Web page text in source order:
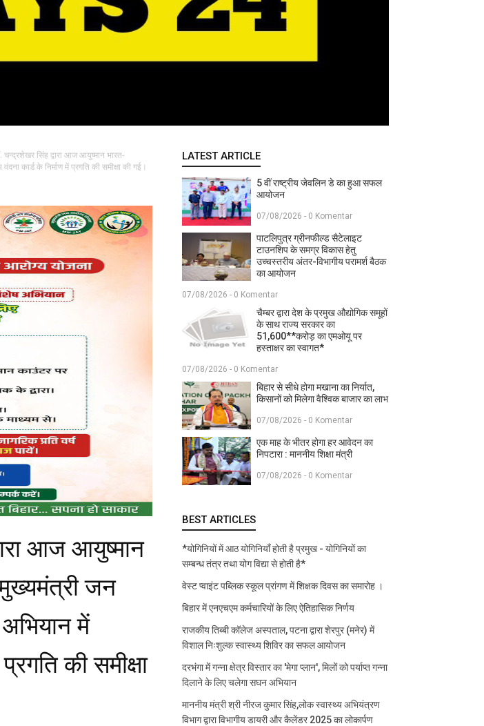
चन्द्रशेखर सिंह द्वारा आज आयुष्मान भारत-
कार्ड के निर्माण में प्रगति की समीक्षा की गई।
आज आयुष्मान
जन
में
की समीक्षा
LATEST ARTICLE
5 वीं राष्ट्रीय जेवलिन डे का हुआ सफल
आयोजन
07/08/2026 - 0 Komentar
पाटलिपुत्र ग्रीनफील्ड सैटेलाइट
टाउनशिप के समग्र विकास हेतु
उच्चस्तरीय अंतर-विभागीय परामर्श बैठक
का आयोजन
07/08/2026 - 0 Komentar
चैम्बर द्वारा देश के प्रमुख औद्योगिक समूहों
के साथ राज्य सरकार का
51,600**करोड़ का एमओयू पर
हस्ताक्षर का स्वागत*
07/08/2026 - 0 Komentar
बिहार से सीधे होगा मखाना का निर्यात,
किसानों को मिलेगा वैश्विक बाजार का लाभ
07/08/2026 - 0 Komentar
एक माह के भीतर होगा हर आवेदन का
निपटारा : माननीय शिक्षा मंत्री
07/08/2026 - 0 Komentar
BEST ARTICLES
*योगिनियों में आठ योगिनियाँ होती है प्रमुख - योगिनियों का
सम्बन्ध तंत्र तथा योग विद्या से होती है*
वेस्ट प्वाइंट पब्लिक स्कूल प्रांगण में शिक्षक दिवस का समारोह ।
बिहार में एनएचएम कर्मचारियों के लिए ऐतिहासिक निर्णय
राजकीय तिब्बी कॉलेज अस्पताल, पटना द्वारा शेरपुर (मनेर) में
विशाल निःशुल्क स्वास्थ्य शिविर का सफल आयोजन
दरभंगा में गन्ना क्षेत्र विस्तार का 'मेगा प्लान', मिलों को पर्याप्त गन्ना
दिलाने के लिए चलेगा सघन अभियान
माननीय मंत्री श्री नीरज कुमार सिंह,लोक स्वास्थ्य अभियंत्रण
विभाग द्वारा विभागीय डायरी और कैलेंडर 2025 का लोकार्पण